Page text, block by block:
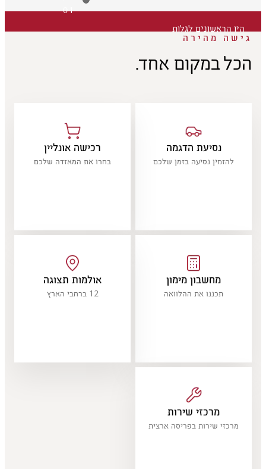
היו הראשונים לגלות
01
גישה מהירה
הכל במקום אחד.
נסיעת הדגמה
להזמין נסיעה בזמן שלכם
רכישה אונליין
בחרו את המאזדה שלכם
מחשבון מימון
תכננו את ההלוואה
אולמות תצוגה
מרכזי שירות
מרכזי שירות בפריסה ארצית